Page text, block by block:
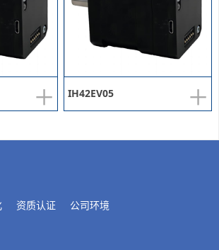
+ +
IH42EV05
资质认证 公司环境